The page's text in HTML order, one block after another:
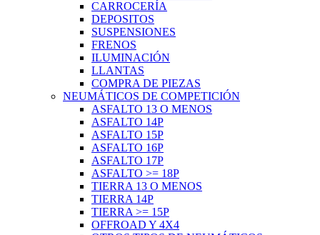
CARROCERÍA
DEPOSITOS
SUSPENSIONES
FRENOS
ILUMINACIÓN
LLANTAS
COMPRA DE PIEZAS
NEUMÁTICOS DE COMPETICIÓN
ASFALTO 13 O MENOS
ASFALTO 14P
ASFALTO 15P
ASFALTO 16P
ASFALTO 17P
ASFALTO >= 18P
TIERRA 13 O MENOS
TIERRA 14P
TIERRA >= 15P
OFFROAD Y 4X4